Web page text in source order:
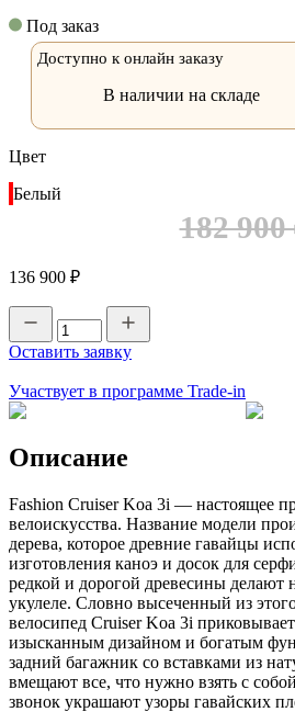
Под заказ
Доступно к онлайн заказу
В наличии на складе
Цвет
Белый
182 900
136 900 ₽
Оставить заявку
Участвует в программе Trade-in
Описание
Fashion Cruiser Koa 3i — настоящее
велоискусства. Название модели
дерева, которое древние гавайцы
изготовления каноэ и досок для
редкой и дорогой древесины делают
укулеле. Словно высеченный из
велосипед Cruiser Koa 3i
изысканным дизайном и богатым
задний багажник со вставками из
вмещают все, что нужно взять с
звонок украшают узоры гавайских